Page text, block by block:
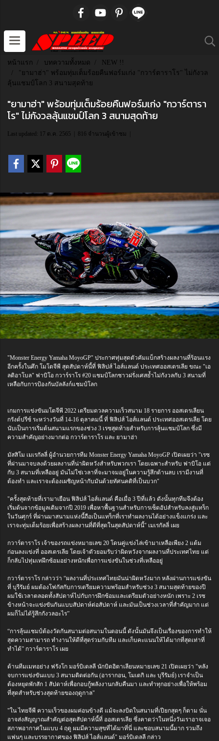
หน้าแรก บทความทั้งหมด
NEW !!
"ยามาฮ่า" พร้อมทุ่มเต็มร้อยคืนฟอร์มเก่ง "กวาร์ตาราโร" ไม่กังวล
ลุ้นแชมป์โลก 3 สนามสุดท้าย
"ยามาฮ่า" พร้อมทุ่มเต็มร้อยคืนฟอร์มเก่ง "กวาร์ตารา
โร" ไม่กังวลลุ้นแชมป์โลก 3 สนามสุดท้าย
Last updated: 17 ต.ค. 2565 816 จำนวนผู้เข้าชม
"Monster Energy Yamaha MoyoGP" ประกาศทุ่มสุดตัวคัมแบ็กสร้างผลงานที่ร้อนแรง
อีกครั้งในศึก โมโตจีพี สุดสัปดาห์นี้ที่ ฟิลิปส์ ไอส์แลนด์ ประเทศออสเตรเลีย ขณะ "เอ
ลดิอาโบล" ฟาบิโอ กวาร์ราโร #20 แชมป์โลกชาวฝรั่งเศสย้ำไม่กังวลกับ 3 สนามที่
เหลือกับการป้องกันบัลลังก์แชมป์โลก
เกมการแข่งขันมโตจีพี 2022 เตรียมดวลความเร็วสนาม 18 รายการ ออสเตรเลียน
กรังด์ปรีซ์ ระหว่างวันที่ 14-16 ตุลาคมนี้ ที่ ฟิลิปส์ ไอส์แลนด์ ประเทศออสเตรเลีย โดย
นับเป็นการเริ่มต้นสนามแรกของช่วง 3 เรซสุดท้ายสำหรับการลุ้นแชมป์โลก ซึ่งมี
ความสำคัญอย่างมากต่อ กวาร์ตาราโร และ ยามาฮ่า
มัสสิโม เมเรกัลลี่ ผู้อำนวยการทีม Monster Energy Yamaha MoyoGP เปิดเผยว่า "เรซ
ที่ผ่านมาจบลงด้วยผลงานที่น่าผิดหวังสำหรับพวกเรา โดยเฉพาะสำหรับ ฟาบิโอ แต่
กับ 3 สนามที่เหลืออยู่ มันไม่ใช่เวลาที่จะมาจมอยู่ในความรู้สึกด้านลบ เรามีงานที่
ต้องทำ และเราจะต้องเผชิญหน้ากับมันด้วยทัศนคติที่เป็นบวก"
"ครั้งสุดท้ายที่เรามาเยือน ฟิลิปส์ ไอส์แลนด์ คือเมื่อ 3 ปีที่แล้ว ดังนั้นทุกทีมจึงต้อง
เริ่มต้นจากข้อมูลเดิมจากปี 2019 เพื่อหาพื้นฐานสำหรับการเซ็ตอัปสำหรับลงสู่แทร็ก
ในวันศุกร์ ที่ผ่านมาสนามแห่งนี้ถือเป็นแทร็กที่เราทำผลงานได้อย่างแข็งแกร่ง และ
เราจะทุ่มเต็มร้อยเพื่อสร้างผลงานที่ดีที่สุดในสุดสัปดาห์นี้" เมเรกัลลี่ เผย
กวาร์ตาราโร เจ้าของรถแข่งหมายเลข 20 โดนคู่แข่งไล่เข้ามาเหลือเพียง 2 แต้ม
ก่อนลงแข่งที่ ออสเตรเลีย โดยเจ้าตัวยอมรับว่าผิดหวังจากผลงานที่ประเทศไทย แต่
ก็กลับไปทุ่มเทฝึกซ้อมอย่างหนักเพื่อการแข่งขันในช่วงที่เหลืออยู่
กวาร์ตาราโร กล่าวว่า “ผลงานที่ประเทศไทยมันน่าผิดหวังมาก หลังผ่านการแข่งขัน
ที่ บุรีรัมย์ ผมต้องโฟกัสกับการเตรียมความพร้อมสำหรับช่วง 3 สนามสุดท้ายของปี
ผมใช้เวลาตลอดทั้งสัปดาห์ไปกับการฝึกซ้อมและเตรียมตัวอย่างหนัก เพราะ 2 เรซ
ข้างหน้าจะแข่งขันกันแบบสัปดาห์ต่อสัปดาห์ และมันเป็นช่วงเวลาที่สำคัญมาก แต่
ผมก็ไม่ได้รู้สึกกังวลอะไร”
“การลุ้นแชมป์ต้องวัดกันสนามต่อสนามในตอนนี้ ดังนั้นมันจึงเป็นเรื่องของการทำให้
สุดความสามารถ ทำงานให้ดีที่สุดร่วมกับทีม และเก็บคะแนนให้ได้มากที่สุดเท่าที่
ทำได้” กวาร์ตาราโร เผย
ด้านทีมเมทอย่าง ฟรังโก มอร์บิเดลลี นักบิดอิตาเลียนหมายเลข 21 เปิดเผยว่า "หลัง
จบการแข่งขันแบบ 3 สนามติดต่อกัน (อารากอน, โมเตกิ และ บุรีรัมย์) เราจำเป็น
ต้องหยุดพักสัก 1 สัปดาห์เพื่อกอบกู้พลังงานกลับคืนมา และทำทุกอย่างเพื่อให้พร้อม
ที่สุดสำหรับช่วงสุดท้ายของฤดูกาล"
"ใน ไทยจีพี ความเร็วของผมค่อนข้างดี แม้จะลงบิดในสนามที่เปียกสุดๆ ก็ตาม นั่น
อาจส่งสัญญาณสำคัญต่อสุดสัปดาห์นี้ที่ ออสเตรเลีย ซึ่งคาดว่าในหนึ่งวันเราอาจเจอ
สภาพอากาศในแบบ 4 ฤดู ผมมีความสุขที่ได้มาที่นี่ และชอบสนามนี้มาก รวมถึง
แฟนๆ และบรรยากาศของ ฟิลิปส์ ไอส์แลนด์" มอร์บิเดลลี กล่าว